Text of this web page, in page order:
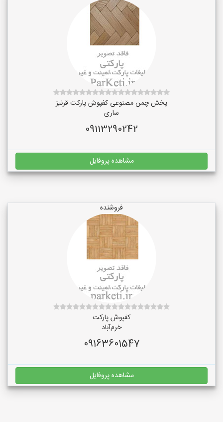
پخش چمن مصنوعی کفپوش پارکت قرنیز
ساری
09113290242
مشاهده پروفایل
فروشنده
کفپوش پارکت
خرم‌آباد
09163601547
مشاهده پروفایل